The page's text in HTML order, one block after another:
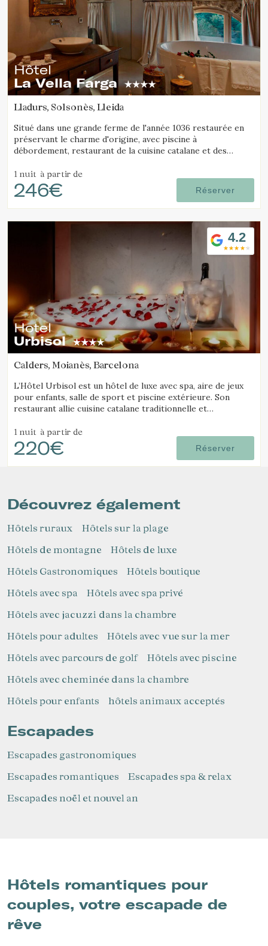
Hôtel
La Vella Farga
Lladurs, Solsonès, Lleida
Situé dans une grande ferme de l'année 1036 restaurée en
préservant le charme d'origine, avec piscine à
débordement, restaurant de la cuisine catalane et des
confort d'un hôtel de luxe.
1 nuit à partir de
246€ Réserver
4.2
Hotel
Urbisol
Calders, Moianès, Barcelona
L’Hôtel Urbisol est un hôtel de luxe avec spa, aire de jeux
pour enfants, salle de sport et piscine extérieure. Son
restaurant allie cuisine catalane traditionnelle et
1 nuit à partir de
220€ Réserver
Découvrez également
Hôtels ruraux
Hôtels sur la plage
Hôtels de montagne
Hôtels de luxe
Hôtels Gastronomiques
Hôtels boutique
Hôtels avec spa
Hôtels avec spa privé
Hôtels avec jacuzzi dans la chambre
Hôtels pour adultes
Hôtels avec vue sur la mer
Hôtels avec parcours de golf
Hôtels avec piscine
Hôtels avec cheminée dans la chambre
Hôtels pour enfants
hôtels animaux acceptés
Escapades
Escapades gastronomiques
Escapades romantiques
Escapades spa & relax
Escapades noël et nouvel an
Hôtels romantiques pour
couples, votre escapade de
rêve